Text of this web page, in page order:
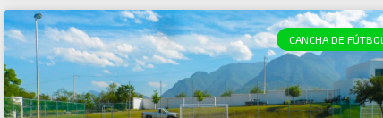
CANCHA DE FÚTBOL